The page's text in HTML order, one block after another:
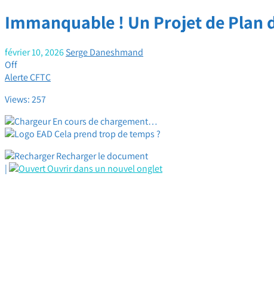
Immanquable ! Un Projet de Plan
février 10, 2026Serge Daneshmand
Off
Alerte CFTC
Views: 257
En cours de chargement…
Cela prend trop de temps ?
Recharger le document
|
Ouvrir dans un nouvel onglet